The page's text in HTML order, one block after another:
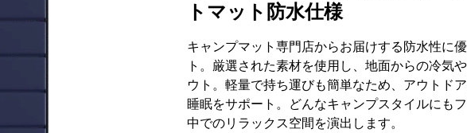
トマット防水仕様
キャンプマット専門店からお届けする防水性に
ト。厳選された素材を使用し、地面からの冷気
ウト。軽量で持ち運びも簡単なため、アウトド
睡眠をサポート。どんなキャンプスタイルにも
中でのリラックス空間を演出します。